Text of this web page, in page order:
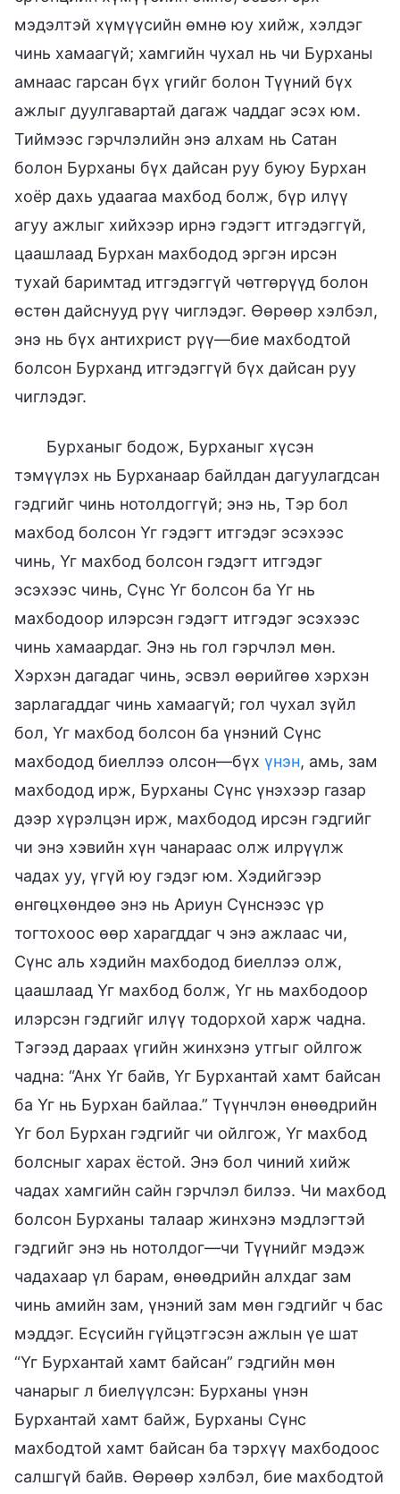
мэдэлтэй хүмүүсийн өмнө юу хийж, хэлдэг
чинь хамаагүй; хамгийн чухал нь чи Бурханы
амнаас гарсан бүх үгийг болон Түүний бүх
ажлыг дуулгавартай дагаж чаддаг эсэх юм.
Тиймээс гэрчлэлийн энэ алхам нь Сатан
болон Бурханы бүх дайсан руу буюу Бурхан
хоёр дахь удаагаа махбод болж, бүр илүү
агуу ажлыг хийхээр ирнэ гэдэгт итгэдэггүй,
цаашлаад Бурхан махбодод эргэн ирсэн
тухай баримтад итгэдэггүй чөтгөрүүд болон
өстөн дайснууд рүү чиглэдэг. Өөрөөр хэлбэл,
энэ нь бүх антихрист рүү—бие махбодтой
болсон Бурханд итгэдэггүй бүх дайсан руу
чиглэдэг.
Бурханыг бодож, Бурханыг хүсэн
тэмүүлэх нь Бурханаар байлдан дагуулагдсан
гэдгийг чинь нотолдоггүй; энэ нь, Тэр бол
махбод болсон Үг гэдэгт итгэдэг эсэхээс
чинь, Үг махбод болсон гэдэгт итгэдэг
эсэхээс чинь, Сүнс Үг болсон ба Үг нь
махбодоор илэрсэн гэдэгт итгэдэг эсэхээс
чинь хамаардаг. Энэ нь гол гэрчлэл мөн.
Хэрхэн дагадаг чинь, эсвэл өөрийгөө хэрхэн
зарлагаддаг чинь хамаагүй; гол чухал зүйл
бол, Үг махбод болсон ба үнэний Сүнс
махбодод биеллээ олсон—бүх үнэн, амь, зам
махбодод ирж, Бурханы Сүнс үнэхээр газар
дээр хүрэлцэн ирж, махбодод ирсэн гэдгийг
чи энэ хэвийн хүн чанараас олж илрүүлж
чадах уу, үгүй юу гэдэг юм. Хэдийгээр
өнгөцхөндөө энэ нь Ариун Сүнснээс үр
тогтохоос өөр харагддаг ч энэ ажлаас чи,
Сүнс аль хэдийн махбодод биеллээ олж,
цаашлаад Үг махбод болж, Үг нь махбодоор
илэрсэн гэдгийг илүү тодорхой харж чадна.
Тэгээд дараах үгийн жинхэнэ утгыг ойлгож
чадна: “Анх Үг байв, Үг Бурхантай хамт байсан
ба Үг нь Бурхан байлаа.” Түүнчлэн өнөөдрийн
Үг бол Бурхан гэдгийг чи ойлгож, Үг махбод
болсныг харах ёстой. Энэ бол чиний хийж
чадах хамгийн сайн гэрчлэл билээ. Чи махбод
болсон Бурханы талаар жинхэнэ мэдлэгтэй
гэдгийг энэ нь нотолдог—чи Түүнийг мэдэж
чадахаар үл барам, өнөөдрийн алхдаг зам
чинь амийн зам, үнэний зам мөн гэдгийг ч бас
мэддэг. Есүсийн гүйцэтгэсэн ажлын үе шат
“Үг Бурхантай хамт байсан” гэдгийн мөн
чанарыг л биелүүлсэн: Бурханы үнэн
Бурхантай хамт байж, Бурханы Сүнс
махбодтой хамт байсан ба тэрхүү махбодоос
салшгүй байв. Өөрөөр хэлбэл, бие махбодтой